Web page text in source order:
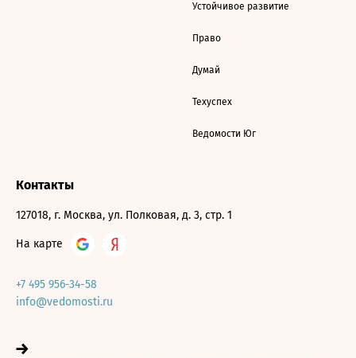
Устойчивое развитие
Право
Думай
Техуспех
Ведомости Юг
Контакты
127018, г. Москва, ул. Полковая, д. 3, стр. 1
На карте
+7 495 956-34-58
info@vedomosti.ru